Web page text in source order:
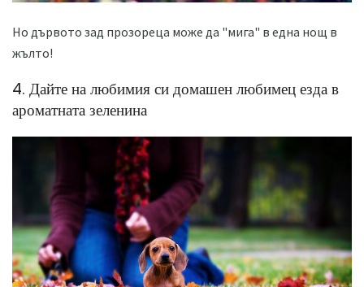
Но дървото зад прозореца може да "мига" в една нощ в
жълто!
4. Дайте на любимия си домашен любимец езда в
ароматната зеленина